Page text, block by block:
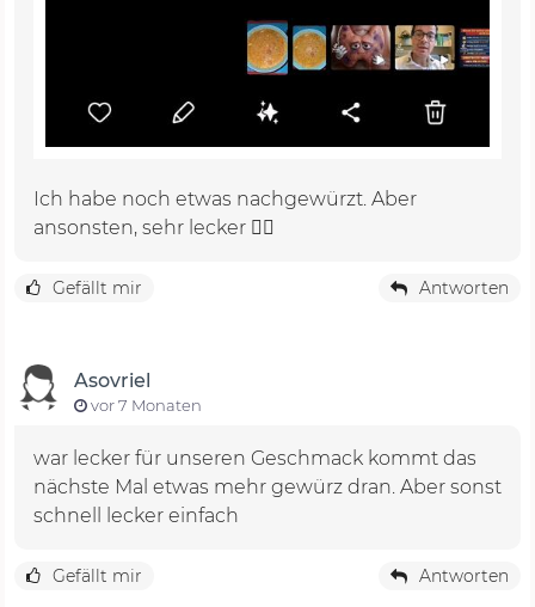
Ich habe noch etwas nachgewürzt. Aber
ansonsten, sehr lecker 👌🏼
Gefällt mir Antworten
Asovriel
vor 7 Monaten
war lecker für unseren Geschmack kommt das
nächste Mal etwas mehr gewürz dran. Aber sonst
schnell lecker einfach
Gefällt mir Antworten